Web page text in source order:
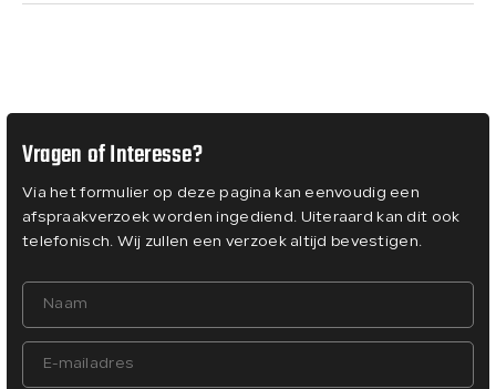
Vragen of Interesse?
Via het formulier op deze pagina kan eenvoudig een
afspraakverzoek worden ingediend. Uiteraard kan dit ook
telefonisch. Wij zullen een verzoek altijd bevestigen.